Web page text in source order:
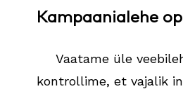
Kampaanialehe
Vaatame üle
kontrollime, et vajalik